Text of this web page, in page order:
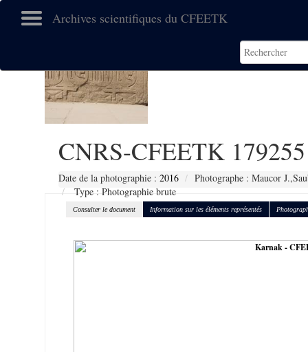
Archives scientifiques du CFEETK
CNRS-CFEETK 179255
Date de la photographie : 2016
Photographe : Maucor
Type : Photographie brute
Consulter le document Information sur les éléments représentés